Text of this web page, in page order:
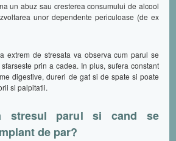
un abuz sau cresterea consumului de alcool
unor dependente periculoase (de ex
extrem de stresata va observa cum parul se
prin a cadea. In plus, sufera constant
digestive, dureri de gat si de spate si poate
si palpitatii.
stresul parul si cand se
de par?